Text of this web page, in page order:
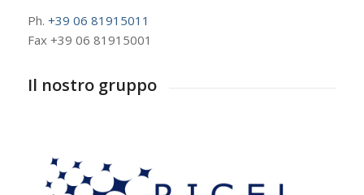
Ph. +39 06 81915011
Fax +39 06 81915001
Il nostro gruppo